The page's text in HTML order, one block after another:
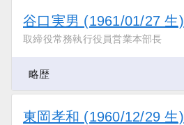
谷口実男 (1961/01/27 生)
取締役常務執行役員営業本部長
略歴
東岡孝和 (1960/12/29 生)